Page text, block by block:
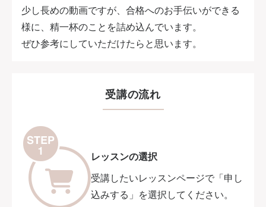
少し長めの動画ですが、合格へのお手伝いができる
様に、精一杯のことを詰め込んでいます。
ぜひ参考にしていただけたらと思います。
受講の流れ
レッスンの選択
受講したいレッスンページで「申し
込みする」を選択してください。